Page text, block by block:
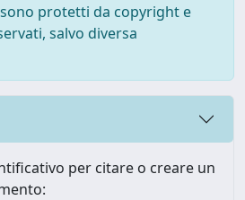
protetti da copyright e
salvo diversa
per citare o creare un